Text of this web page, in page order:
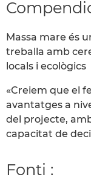
Massa mare és
treballa amb
locals i ecològics
«Creiem que el
avantatges a
del projecte,
capacitat de
Fonti :